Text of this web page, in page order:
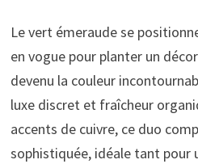
Le vert émeraude se
en vogue pour planter un
devenu la couleur
luxe discret et fraîcheur
accents de cuivre, ce duo
sophistiquée, idéale tant pour